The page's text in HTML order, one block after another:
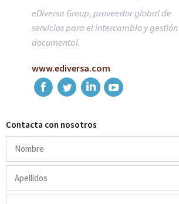
eDiversa Group, proveedor global de
servicios para el intercambio y gestión
documental.
www.ediversa.com
Contacta con nosotros